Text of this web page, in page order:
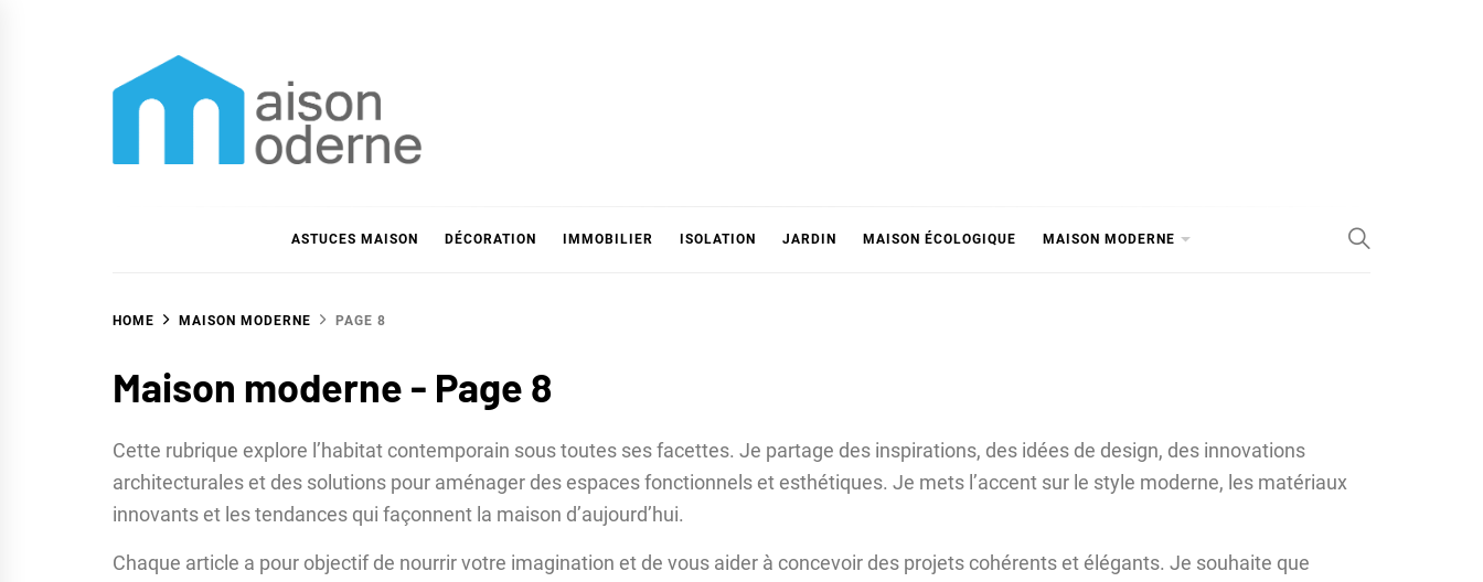
ASTUCES MAISON DÉCORATION IMMOBILIER ISOLATION JARDIN MAISON ÉCOLOGIQUE MAISON MODERNE
HOME MAISON MODERNE PAGE 8
Maison moderne - Page 8
Cette rubrique explore l’habitat contemporain sous toutes ses facettes. Je partage des inspirations, des idées de design, des innovations
architecturales et des solutions pour aménager des espaces fonctionnels et esthétiques. Je mets l’accent sur le style moderne, les matériaux
innovants et les tendances qui façonnent la maison d’aujourd’hui.
Chaque article a pour objectif de nourrir votre imagination et de vous aider à concevoir des projets cohérents et élégants. Je souhaite que